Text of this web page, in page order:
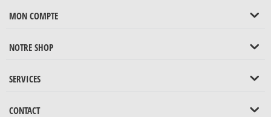
MON COMPTE
NOTRE SHOP
SERVICES
CONTACT